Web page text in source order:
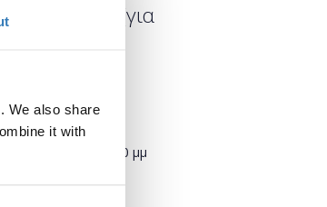
We also share
it with
Forms (για
2020 4:00 μμ